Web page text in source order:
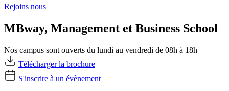
Rejoins nous
MBway, Management et Business School
Nos campus sont ouverts du lundi au vendredi de 08h à 18h
Télécharger la brochure
S'inscrire à un évènement